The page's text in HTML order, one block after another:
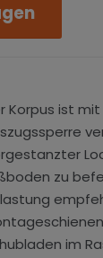
Korpus ist
zu
im